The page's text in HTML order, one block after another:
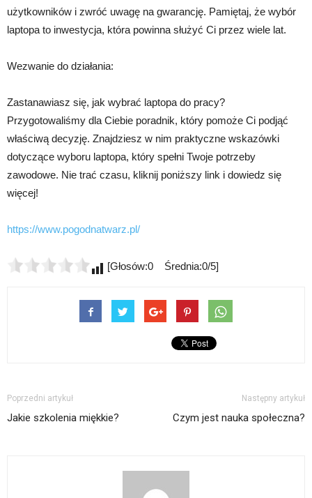
użytkowników i zwróć uwagę na gwarancję. Pamiętaj, że wybór
laptopa to inwestycja, która powinna służyć Ci przez wiele lat.
Wezwanie do działania:
Zastanawiasz się, jak wybrać laptopa do pracy?
Przygotowaliśmy dla Ciebie poradnik, który pomoże Ci podjąć
właściwą decyzję. Znajdziesz w nim praktyczne wskazówki
dotyczące wyboru laptopa, który spełni Twoje potrzeby
zawodowe. Nie trać czasu, kliknij poniższy link i dowiedz się
więcej!
https://www.pogodnatwarz.pl/
[Głosów:0 Średnia:0/5]
Poprzedni artykuł
Jakie szkolenia miękkie?
Następny artykuł
Czym jest nauka społeczna?